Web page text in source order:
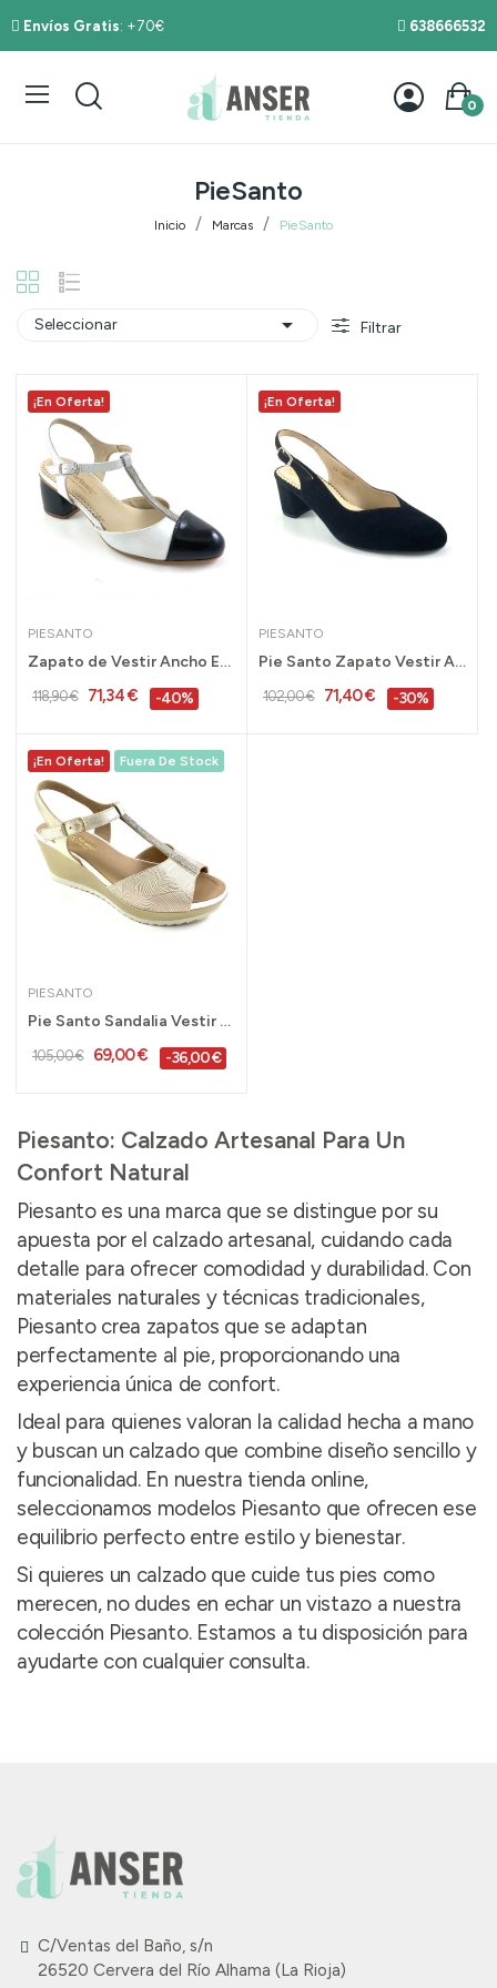
Envíos Gratis: +70€ 638666532
0
PieSanto
Inicio Marcas PieSanto
Seleccionar  Filtrar
¡En Oferta!
PIESANTO
Zapato de Vestir Ancho Especial Pie Santo...
118,90 € 71,34 € -40%
¡En Oferta!
PIESANTO
Pie Santo Zapato Vestir Ancho Especial Mujer...
102,00 € 71,40 € -30%
¡En Oferta! Fuera De Stock
PIESANTO
Pie Santo Sandalia Vestir Ancho Especial...
105,00 € 69,00 € -36,00 €
Piesanto: Calzado Artesanal Para Un
Confort Natural
Piesanto es una marca que se distingue por su
apuesta por el calzado artesanal, cuidando cada
detalle para ofrecer comodidad y durabilidad. Con
materiales naturales y técnicas tradicionales,
Piesanto crea zapatos que se adaptan
perfectamente al pie, proporcionando una
experiencia única de confort.
Ideal para quienes valoran la calidad hecha a mano
y buscan un calzado que combine diseño sencillo y
funcionalidad. En nuestra tienda online,
seleccionamos modelos Piesanto que ofrecen ese
equilibrio perfecto entre estilo y bienestar.
Si quieres un calzado que cuide tus pies como
merecen, no dudes en echar un vistazo a nuestra
colección Piesanto. Estamos a tu disposición para
ayudarte con cualquier consulta.
C/Ventas del Baño, s/n
26520 Cervera del Río Alhama (La Rioja)